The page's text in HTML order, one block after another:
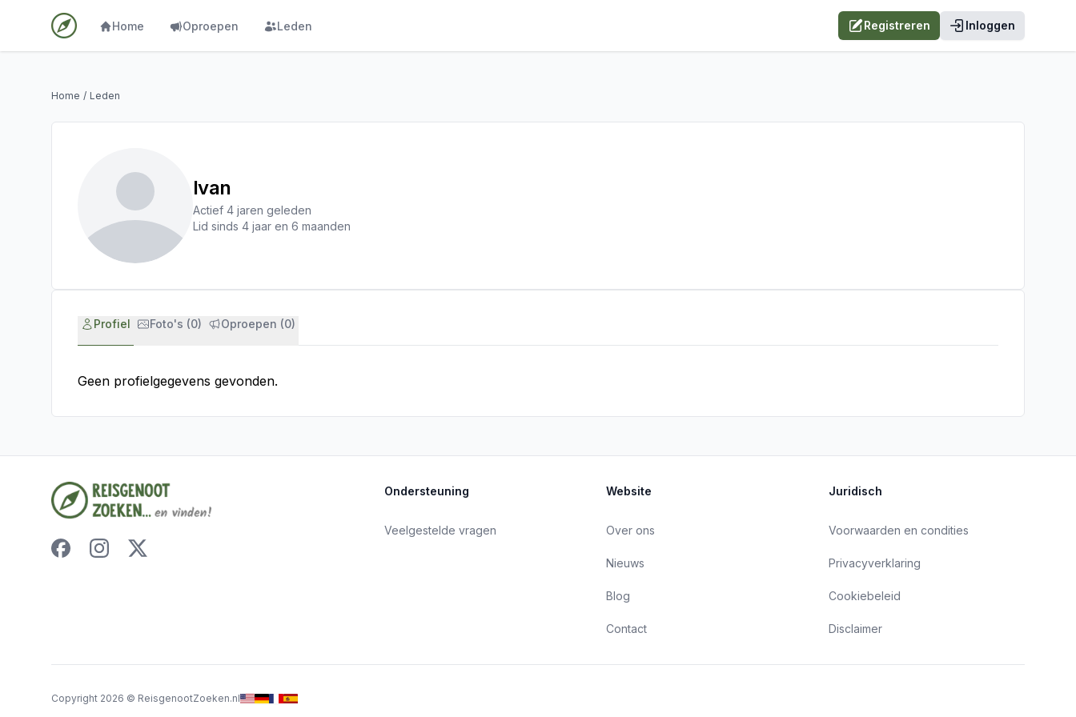
Home Oproepen Leden Registreren Inloggen
Home / Leden
Ivan
Actief 4 jaren geleden
Lid sinds 4 jaar en 6 maanden
Profiel Foto's (0) Oproepen (0)
Geen profielgegevens gevonden.
Ondersteuning
Veelgestelde vragen
Website
Over ons
Nieuws
Blog
Contact
Juridisch
Voorwaarden en condities
Privacyverklaring
Cookiebeleid
Disclaimer
Copyright 2026 © ReisgenootZoeken.nl